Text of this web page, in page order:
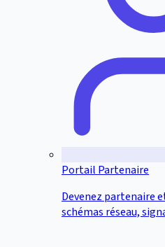
Portail Partenaire
Devenez partenaire
schémas réseau,